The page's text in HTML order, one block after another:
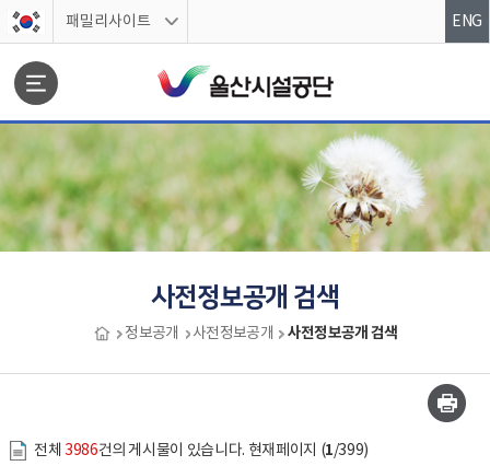
스킵네비게이션
패밀리사이트 ENG
사전정보공개 검색
정보공개 사전정보공개 사전정보공개 검색
사전정보공개 검색 시작
전체 3986건의 게시물이 있습니다. 현재페이지 (1/399)